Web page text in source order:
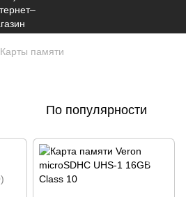
Карты памяти
По популярности